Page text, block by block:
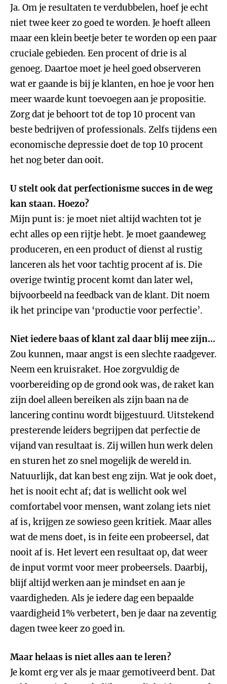
Ja. Om je resultaten te verdubbelen, hoef je echt
niet twee keer zo goed te worden. Je hoeft alleen
maar een klein beetje beter te worden op een paar
cruciale gebieden. Een procent of drie is al
genoeg. Daartoe moet je heel goed observeren
wat er gaande is bij je klanten, en hoe je voor hen
meer waarde kunt toevoegen aan je propositie.
Zorg dat je behoort tot de top 10 procent van
beste bedrijven of professionals. Zelfs tijdens een
economische depressie doet de top 10 procent
het nog beter dan ooit.
U stelt ook dat perfectionisme succes in de weg
kan staan. Hoezo?
Mijn punt is: je moet niet altijd wachten tot je
echt alles op een rijtje hebt. Je moet gaandeweg
produceren, en een product of dienst al rustig
lanceren als het voor tachtig procent af is. Die
overige twintig procent komt dan later wel,
bijvoorbeeld na feedback van de klant. Dit noem
ik het principe van ‘productie voor perfectie’.
Niet iedere baas of klant zal daar blij mee zijn...
Zou kunnen, maar angst is een slechte raadgever.
Neem een kruisraket. Hoe zorgvuldig de
voorbereiding op de grond ook was, de raket kan
zijn doel alleen bereiken als zijn baan na de
lancering continu wordt bijgestuurd. Uitstekend
presterende leiders begrijpen dat perfectie de
vijand van resultaat is. Zij willen hun werk delen
en sturen het zo snel mogelijk de wereld in.
Natuurlijk, dat kan best eng zijn. Wat je ook doet,
het is nooit echt af; dat is wellicht ook wel
comfortabel voor mensen, want zolang iets niet
af is, krijgen ze sowieso geen kritiek. Maar alles
wat de mens doet, is in feite een probeersel, dat
nooit af is. Het levert een resultaat op, dat weer
de input vormt voor meer probeersels. Daarbij,
blijf altijd werken aan je mindset en aan je
vaardigheden. Als je iedere dag een bepaalde
vaardigheid 1% verbetert, ben je daar na zeventig
dagen twee keer zo goed in.
Maar helaas is niet alles aan te leren?
Je komt erg ver als je maar gemotiveerd bent. Dat